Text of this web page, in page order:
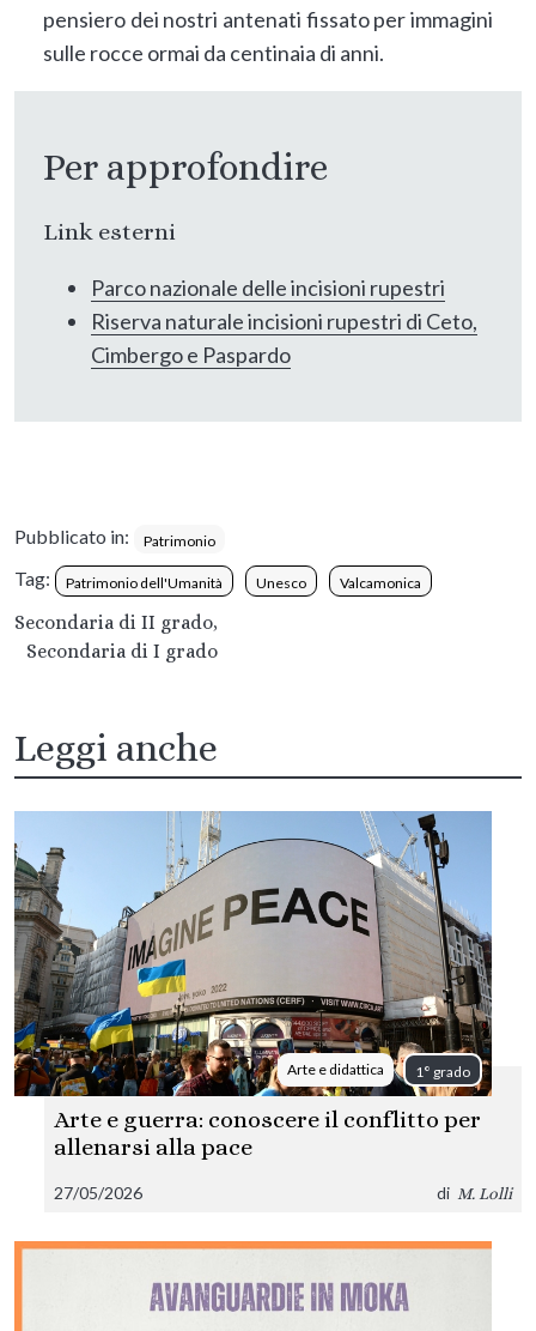
pensiero dei nostri antenati fissato per immagini
sulle rocce ormai da centinaia di anni.
Per approfondire
Link esterni
Parco nazionale delle incisioni rupestri
Riserva naturale incisioni rupestri di Ceto,
Cimbergo e Paspardo
Pubblicato in: Patrimonio
Tag: Patrimonio dell'Umanità Unesco Valcamonica
Secondaria di II grado,
Secondaria di I grado
Leggi anche
Arte e didattica 1° grado
Arte e guerra: conoscere il conflitto per
allenarsi alla pace
27/05/2026 di M. Lolli